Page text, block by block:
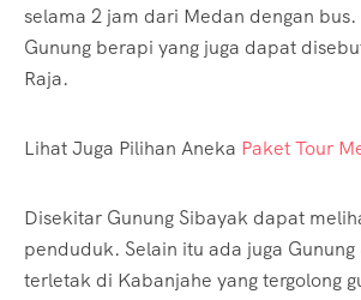
selama 2 jam dari Medan dengan
Gunung berapi yang juga dapat
Raja.
Lihat Juga Pilihan Aneka Paket Tour
Disekitar Gunung Sibayak dapat
penduduk. Selain itu ada juga Gunung
terletak di Kabanjahe yang tergolong